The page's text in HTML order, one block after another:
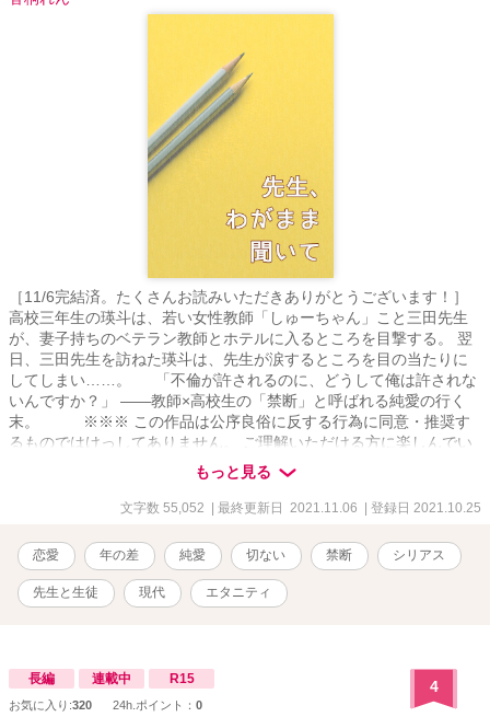
［11/6完結済。たくさんお読みいただきありがとうございます！］
高校三年生の瑛斗は、若い女性教師「しゅーちゃん」こと三田先生
が、妻子持ちのベテラン教師とホテルに入るところを目撃する。 翌
日、三田先生を訪ねた瑛斗は、先生が涙するところを目の当たりに
してしまい……。 「不倫が許されるのに、どうして俺は許されな
いんですか？」 ――教師×高校生の「禁断」と呼ばれる純愛の行く
末。 ※※※ この作品は公序良俗に反する行為に同意・推奨す
るものではけっしてありません。 ご理解いただける方に楽しんでい
ただけると嬉しいです。 便宜上レーティング設定しています
が、描写は控えめです。 （性描写を目的とした作品ではございませ
ん） 該当部分には各ページ上部の節タイトルに「※」をつけていま
で発表した作品を全面改訂・大幅加筆したものです。 エブリスタに
て先行公開済み作品。 --- 写真素材：Joanna Kosinska
もっと見る
文字数 55,052 | 最終更新日 2021.11.06 | 登録日 2021.10.25
恋愛 年の差 純愛 切ない 禁断 シリアス
先生と生徒 現代 エタニティ
長編 連載中 R15
お気に入り:320 24h.ポイント： 0
4